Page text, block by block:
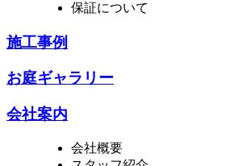
保証について
施工事例
お庭ギャラリー
会社案内
会社概要